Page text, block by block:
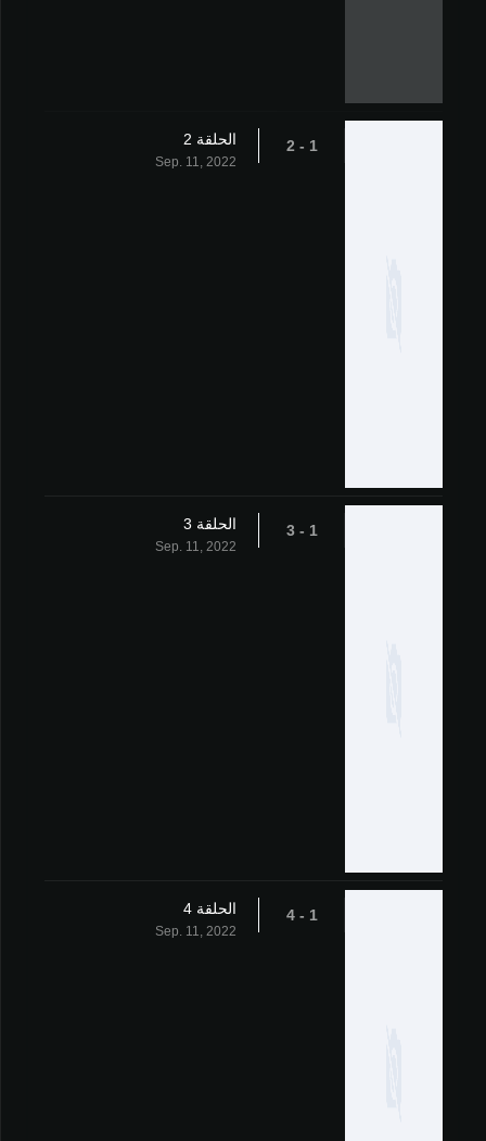
1 - 2 الحلقة 2
Sep. 11, 2022
1 - 3 الحلقة 3
Sep. 11, 2022
1 - 4 الحلقة 4
Sep. 11, 2022